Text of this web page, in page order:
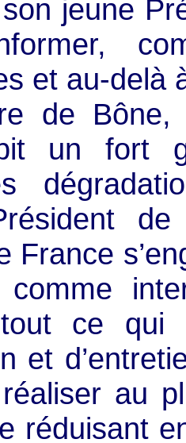
jeune
et au-delà
de
un fort
France
comme
tout ce
et
au
réduisant